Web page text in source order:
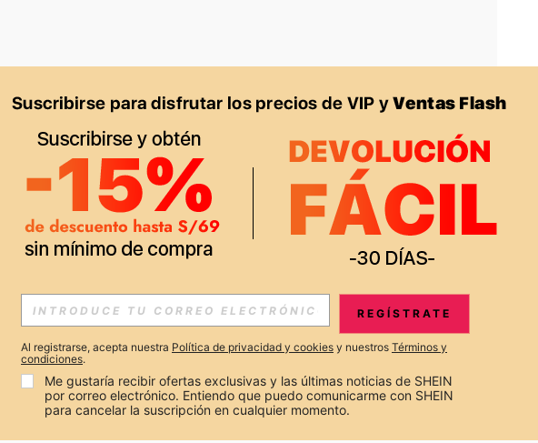
de nuevo.
EN APP
PARA RECIBIR OFERTAS EXCLUSIVAS, PROMOCIONES Y NOTICIAS DE SHEIN
Suscribir
REGÍSTRATE
Al registrarse, acepta nuestra Política de privacidad y cookies y nuestros Términos y
condiciones.
Me gustaría recibir ofertas exclusivas y las últimas noticias de SHEIN
por correo electrónico. Entiendo que puedo comunicarme con SHEIN
para cancelar la suscripción en cualquier momento.